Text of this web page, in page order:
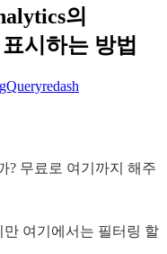
의
시하는 방법
redash
? 무료로 여기까지 해주
만 여기에서는 필터링 할